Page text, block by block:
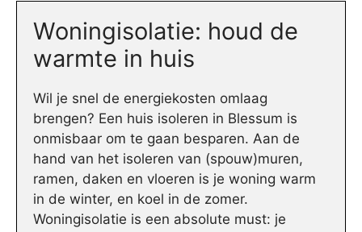
Woningisolatie: houd de
warmte in huis
Wil je snel de energiekosten omlaag
brengen? Een huis isoleren in Blessum is
onmisbaar om te gaan besparen. Aan de
hand van het isoleren van (spouw)muren,
ramen, daken en vloeren is je woning warm
in de winter, en koel in de zomer.
Woningisolatie is een absolute must: je